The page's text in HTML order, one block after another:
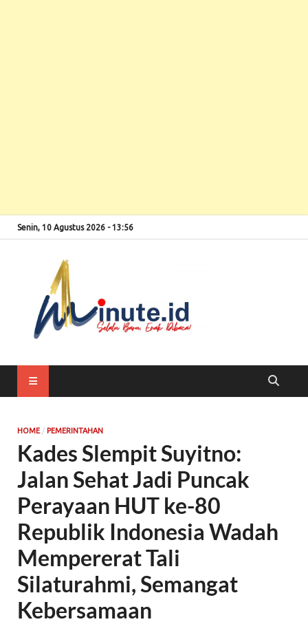
Senin, 10 Agustus 2026 - 13:56
HOME / PEMERINTAHAN
Kades Slempit Suyitno:
Jalan Sehat Jadi Puncak
Perayaan HUT ke-80
Republik Indonesia Wadah
Mempererat Tali
Silaturahmi, Semangat
Kebersamaan